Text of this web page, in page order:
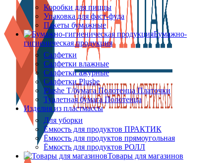
Коробки для пиццы
Упаковка для фаст-фуда
Пакеты бумажные
Бумажно-
гигиеническая продукция
Салфетки
Салфетки влажные
Салфетки ажурные
Салфетки Plushe
Plushe Т/бумага Полотенца Платочки
Туалетная бумага Полотенца
Изделия из пластмассы
Для уборки
Ёмкость для продуктов ПРАКТИК
Ёмкость для продуктов прямоугольная
Ёмкость для продуктов РОЛЛ
Товары для магазинов